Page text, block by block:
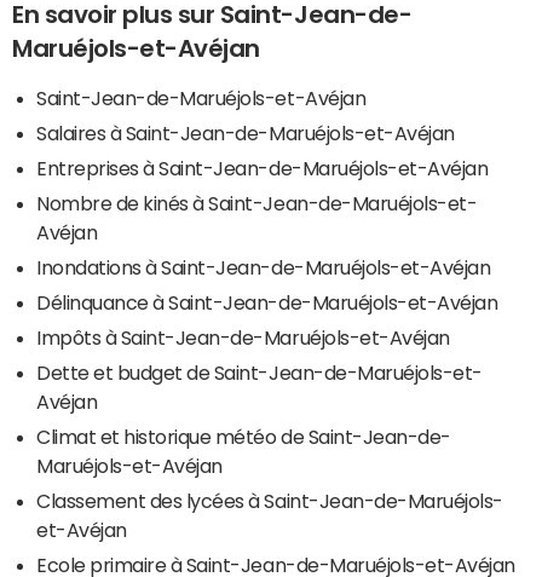
En savoir plus sur Saint-Jean-de-
Maruéjols-et-Avéjan
Saint-Jean-de-Maruéjols-et-Avéjan
Salaires à Saint-Jean-de-Maruéjols-et-Avéjan
Entreprises à Saint-Jean-de-Maruéjols-et-Avéjan
Nombre de kinés à Saint-Jean-de-Maruéjols-et-
Avéjan
Inondations à Saint-Jean-de-Maruéjols-et-Avéjan
Délinquance à Saint-Jean-de-Maruéjols-et-Avéjan
Impôts à Saint-Jean-de-Maruéjols-et-Avéjan
Dette et budget de Saint-Jean-de-Maruéjols-et-
Avéjan
Climat et historique météo de Saint-Jean-de-
Maruéjols-et-Avéjan
Classement des lycées à Saint-Jean-de-Maruéjols-
et-Avéjan
Ecole primaire à Saint-Jean-de-Maruéjols-et-Avéjan